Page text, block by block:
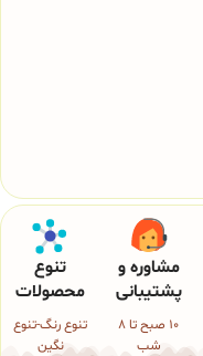
مشاوره و
پشتیبانی
10 صبح تا 8
شب
تنوع
محصولات
تنوع رنگ-تنوع
نگین